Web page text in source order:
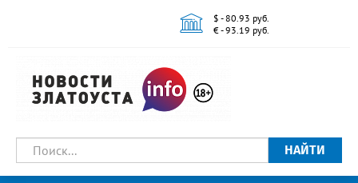
$ - 80.93 руб.
€ - 93.19 руб.
НАЙТИ